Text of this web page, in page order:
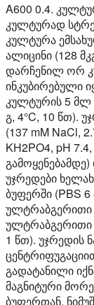
A600 0.4.
კულტურად
კულტურა
ალიცინი (128
დარჩენილ ორ
ინკუბირებული
კულტურის 5 მლ
გ, 4°C, 10 წთ).
(137 mM NaCl,
KH2PO4, pH
უჯრედები
ბუფერში (PBS 6
ულტრაბგერითი
ულტრაბგერითი
1 წთ). უჯრედის
გადატანილი
მაგნიტური
ბუფერთან.